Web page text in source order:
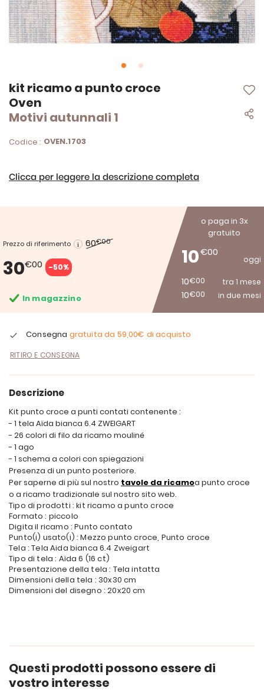
kit ricamo a punto croce
Oven
Motivi autunnali 1
Codice : OVEN.1703
Clicca per leggere la descrizione completa
Prezzo di riferimento 60€00
30€00 -50%
o paga in 3x
gratuito
10€00
oggi
10€00 tra 1 mese
10€00 in due mesi
In magazzino
Consegna gratuita da 59,00€ di acquisto
RITIRO E CONSEGNA
Vai
all'inizio
della
galleria
immagini
Descrizione
Kit punto croce a punti contati contenente :
- 1 tela Aïda bianca 6.4 ZWEIGART
- 26 colori di filo da ricamo mouliné
- 1 ago
- 1 schema a colori con spiegazioni
Presenza di un punto posteriore.
Per saperne di più sul nostro tavole da ricamoa punto croce
o a ricamo tradizionale sul nostro sito web.
Tipo di prodotti : kit ricamo a punto croce
Formato : piccolo
Digita il ricamo : Punto contato
Punto(i) usato(i) : Mezzo punto croce, Punto croce
Tela : Tela Aida bianca 6.4 Zweigart
Tipo di tela : Aïda 6 (16 ct)
Presentazione della tela : Tela intatta
Dimensioni della tela : 30x30 cm
Dimensioni del disegno : 20x20 cm
Questi prodotti possono essere di
vostro interesse